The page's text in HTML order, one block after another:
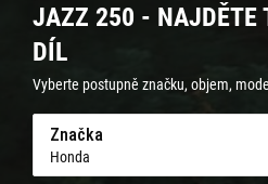
JAZZ 250 - NAJDĚTE
DÍL
Vyberte postupně značku, objem,
Značka
Honda